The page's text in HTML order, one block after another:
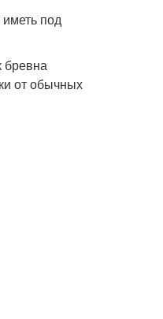
под
бревна
от обычных